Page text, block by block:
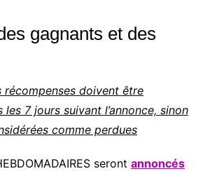
gagnants et des
récompenses doivent être
les 7 jours suivant l’annonce, sinon
comme perdues
seront annoncés